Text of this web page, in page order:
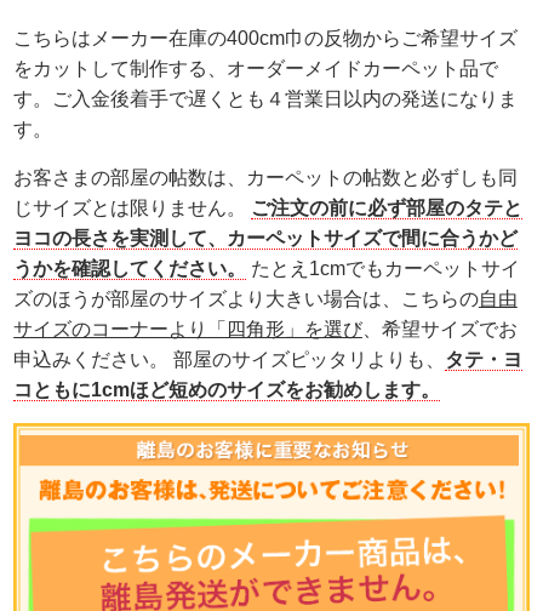
こちらはメーカー在庫の400cm巾の反物からご希望サイズ
をカットして制作する、 オーダーメイドカーペット品で
す。ご入金後着手で遅くとも４営業日以内の発送になりま
す。
お客さまの部屋の帖数は、カーペットの帖数と必ずしも同
じサイズとは限りません。
ご注文の前に必ず部屋のタテと
ヨコの長さを実測して、カーペットサイズで間に合うかど
うかを確認してください。
たとえ1cmでもカーペットサイ
ズのほうが部屋のサイズより大きい場合は、こちらの自由
サイズのコーナーより「四角形」を選び、希望サイズでお
申込みください。 部屋のサイズピッタリよりも、 タテ・ヨ
コともに1cmほど短めのサイズをお勧めします。